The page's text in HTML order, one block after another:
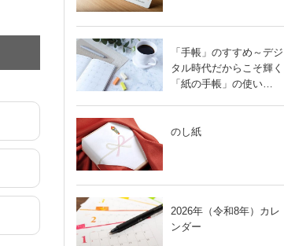
「手帳」のすすめ～デジ
タル時代だからこそ輝く
「紙の手帳」の使い…
のし紙
2026年（令和8年）カレ
ンダー